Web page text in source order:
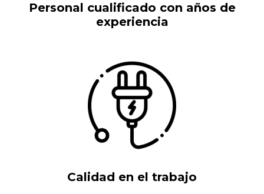
Personal cualificado con años de
experiencia
Calidad en el trabajo